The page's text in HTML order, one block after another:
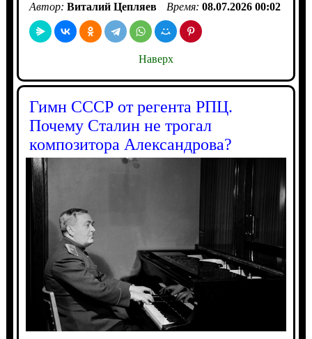
Автор: Виталий Цепляев Время: 08.07.2026 00:02
Наверх
Гимн СССР от регента РПЦ.
Почему Сталин не трогал
композитора Александрова?